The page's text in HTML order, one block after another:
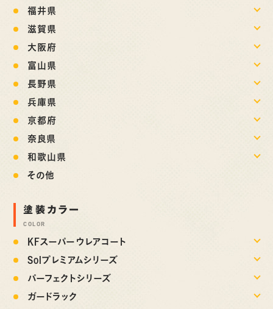
福井県
滋賀県
大阪府
富山県
長野県
兵庫県
京都府
奈良県
和歌山県
その他
塗装カラー
COLOR
KFスーパーウレアコート
Solプレミアムシリーズ
パーフェクトシリーズ
ガードラック